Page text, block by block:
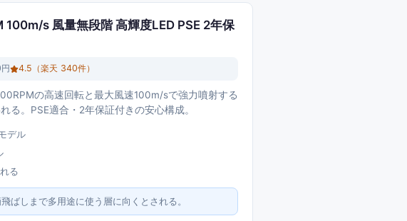
s 風量無段階 高輝度LED PSE 2年保
4.5 （楽天 340件）
の高速回転と最大風速100m/sで強力噴射する
る。PSE適合・2年保証付きの安心構成。
デル
る
ばしまで多用途に使う層に向くとされる。